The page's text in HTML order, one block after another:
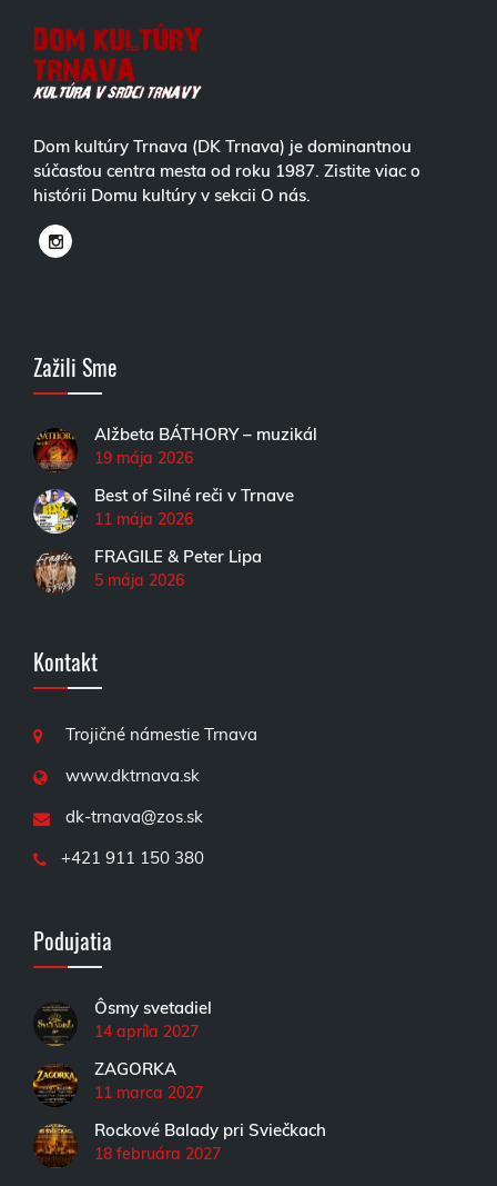
Dom kultúry Trnava (DK Trnava) je dominantnou
súčasťou centra mesta od roku 1987. Zistite viac o
histórii Domu kultúry v sekcii O nás.
Zažili Sme
Alžbeta BÁTHORY – muzikál
19 mája 2026
Best of Silné reči v Trnave
11 mája 2026
FRAGILE & Peter Lipa
5 mája 2026
Kontakt
Trojičné námestie Trnava
www.dktrnava.sk
dk-trnava@zos.sk
+421 911 150 380
Podujatia
Ôsmy svetadiel
14 apríla 2027
ZAGORKA
11 marca 2027
Rockové Balady pri Sviečkach
18 februára 2027